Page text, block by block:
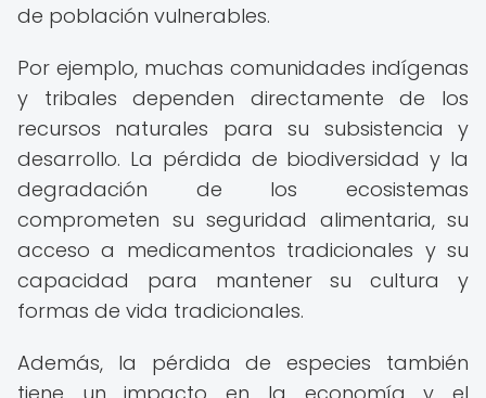
de población vulnerables.
Por ejemplo, muchas comunidades indígenas
y tribales dependen directamente de los
recursos naturales para su subsistencia y
desarrollo. La pérdida de biodiversidad y la
degradación de los ecosistemas
comprometen su seguridad alimentaria, su
acceso a medicamentos tradicionales y su
capacidad para mantener su cultura y
formas de vida tradicionales.
Además, la pérdida de especies también